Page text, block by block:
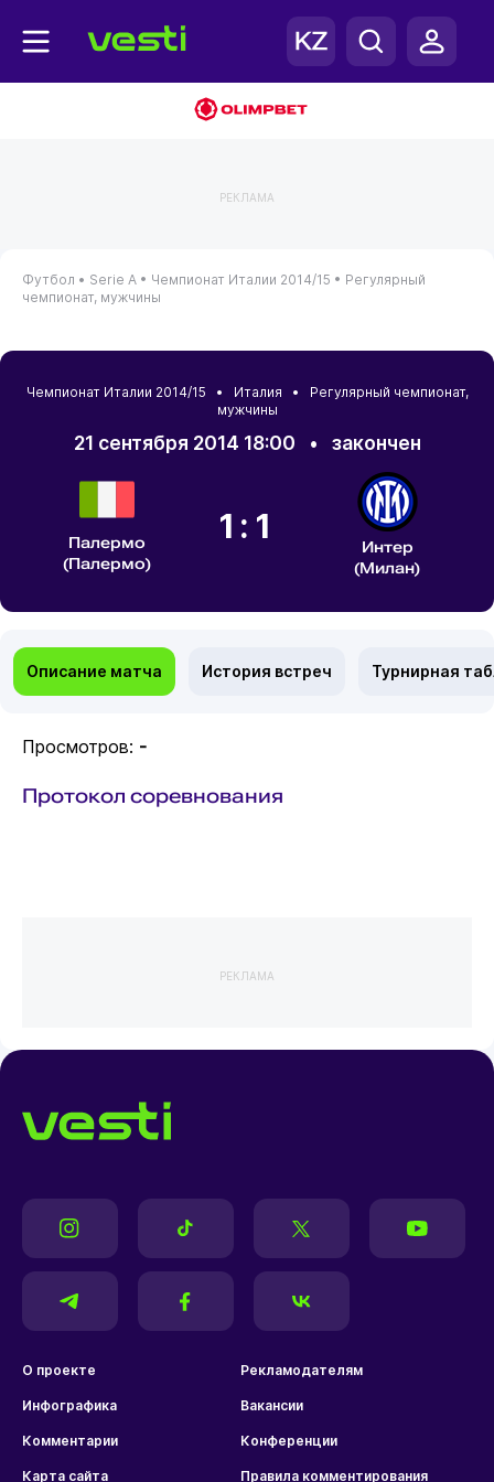
РЕКЛАМА
Футбол • Serie A • Чемпионат Италии 2014/15 • Регулярный
чемпионат, мужчины
Чемпионат Италии 2014/15 • Италия • Регулярный чемпионат,
мужчины
21 сентября 2014 18:00 • закончен
Палермо
(Палермо)
1:1
Интер
(Милан)
Описание матча История встреч Турнирная
Просмотров: -
Протокол соревнования
РЕКЛАМА
О проекте Рекламодателям
Инфографика Вакансии
Комментарии Конференции
Карта сайта Правила комментирования